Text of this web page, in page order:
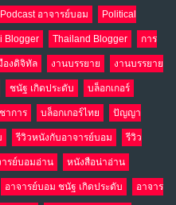
Podcast อาจารย์บอม Political
Blogger Thailand Blogger การ
องดิจิทัล งานบรรยาย งานบรรยาย
ชนัฐ เกิดประดับ บล็อกเกอร์
าการ บล็อกเกอร์ไทย ปัญญา
รีวิวหนังกับอาจารย์บอม รีวิว
รย์บอมอ่าน หนังสือน่าอ่าน
อาจารย์บอม ชนัฐ เกิดประดับ อาจาร